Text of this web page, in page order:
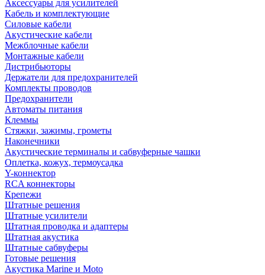
Аксессуары для усилителей
Кабель и комплектующие
Силовые кабели
Акустические кабели
Межблочные кабели
Монтажные кабели
Дистрибьюторы
Держатели для предохранителей
Комплекты проводов
Предохранители
Автоматы питания
Клеммы
Стяжки, зажимы, грометы
Наконечники
Акустические терминалы и сабвуферные чашки
Оплетка, кожух, термоусадка
Y-коннектор
RCA коннекторы
Крепежи
Штатные решения
Штатные усилители
Штатная проводка и адаптеры
Штатная акустика
Штатные сабвуферы
Готовые решения
Акустика Marine и Moto